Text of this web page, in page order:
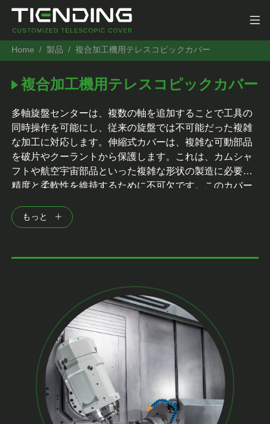
Home 製品 複合加工機用テレスコピックカバー
複合加工機用テレスコピックカバー
多軸旋盤センターは、複数の軸を追加することで工具の
同時操作を可能にし、従来の旋盤では不可能だった複雑
な加工に対応します。伸縮式カバーは、複雑な可動部品
を破片やクーラントから保護します。これは、カムシャ
フトや航空宇宙部品といった複雑な形状の製造に必要な
精度と柔軟性を維持するために不可欠です。このカバー
します。
もっと